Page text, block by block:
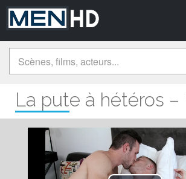
La pute à hétéros –